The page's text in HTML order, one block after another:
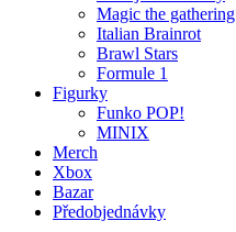
Magic the gathering
Italian Brainrot
Brawl Stars
Formule 1
Figurky
Funko POP!
MINIX
Merch
Xbox
Bazar
Předobjednávky